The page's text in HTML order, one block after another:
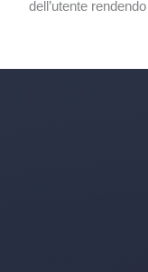
dell’utente